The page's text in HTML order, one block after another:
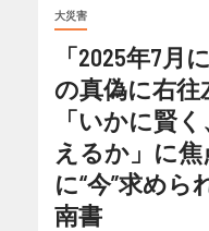
大災害
「2025年7月
の真偽に右往
「いかに賢
えるか」に
に“今”求め
南書